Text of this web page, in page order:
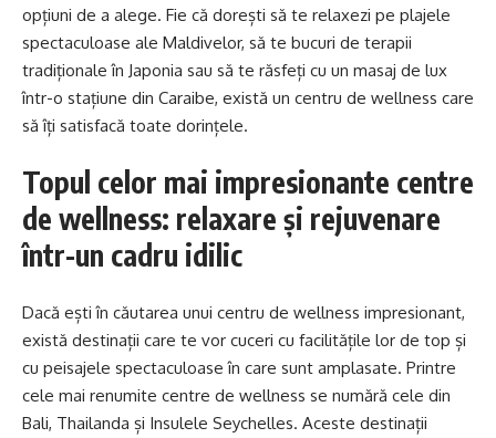
opțiuni de a alege. Fie că dorești să te relaxezi pe plajele
spectaculoase ale Maldivelor, să te bucuri de terapii
tradiționale în Japonia sau să te răsfeți cu un masaj de lux
într-o stațiune din Caraibe, există un centru de wellness care
să îți satisfacă toate dorințele.
Topul celor mai impresionante centre
de wellness: relaxare și rejuvenare
într-un cadru idilic
Dacă ești în căutarea unui centru de wellness impresionant,
există destinații care te vor cuceri cu facilitățile lor de top și
cu peisajele spectaculoase în care sunt amplasate. Printre
cele mai renumite centre de wellness se numără cele din
Bali, Thailanda și Insulele Seychelles. Aceste destinații